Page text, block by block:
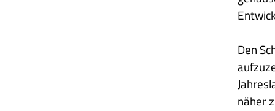
Den
näher